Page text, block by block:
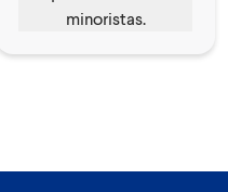
minoristas.